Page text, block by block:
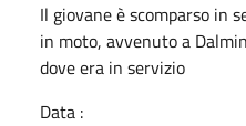
Il giovane è scomparso in
in moto, avvenuto a
dove era in servizio
Data :